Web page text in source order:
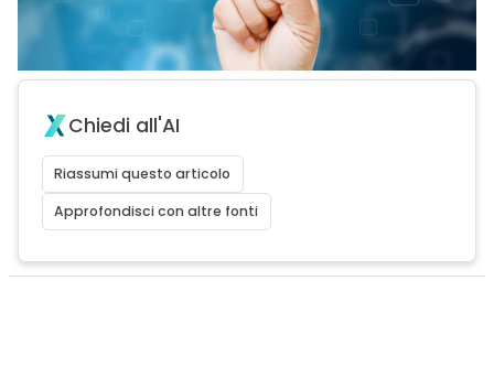
Chiedi all'AI
Riassumi questo articolo
Approfondisci con altre fonti